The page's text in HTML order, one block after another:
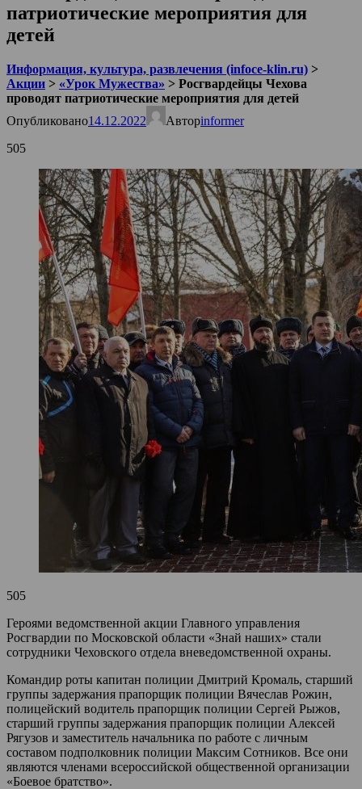
патриотические мероприятия для
детей
Информация, культура, развлечения (infoce-klin.ru) >
Акции > «Урок Мужества» > Росгвардейцы Чехова
проводят патриотические мероприятия для детей
Опубликовано14.12.2022 Авторinformer
505
505
Героями ведомственной акции Главного управления
Росгвардии по Московской области «Знай наших» стали
сотрудники Чеховского отдела вневедомственной охраны.
Командир роты капитан полиции Дмитрий Кромаль, старший
группы задержания прапорщик полиции Вячеслав Рожин,
полицейский водитель прапорщик полиции Сергей Рыжов,
старший группы задержания прапорщик полиции Алексей
Рягузов и заместитель начальника по работе с личным
составом подполковник полиции Максим Сотников. Все они
являются членами всероссийской общественной организации
«Боевое братство».